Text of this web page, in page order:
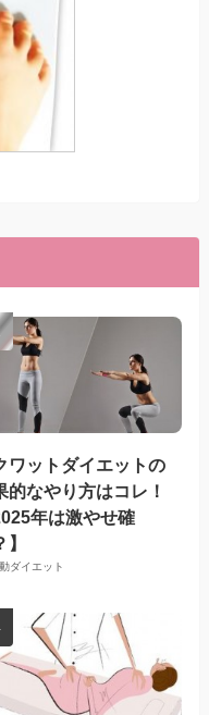
ワットダイエットの
的なやり方はコレ！
年は激やせ確
ダイエット